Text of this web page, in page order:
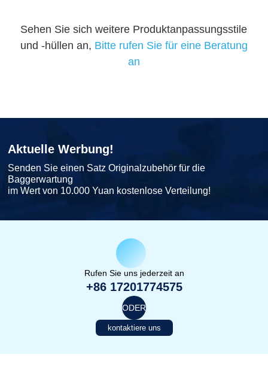
Sehen Sie sich weitere Produktanpassungsstile
und -hüllen an, Bitte rufen Sie für eine Beratung
an
Aktuelle Werbung!
Senden Sie einen Satz Originalzubehör für die
Baggerwartung
im Wert von 10.000 Yuan kostenlose Verteilung!
Rufen Sie uns jederzeit an
+86 17201774575
ODER
kontaktiere uns